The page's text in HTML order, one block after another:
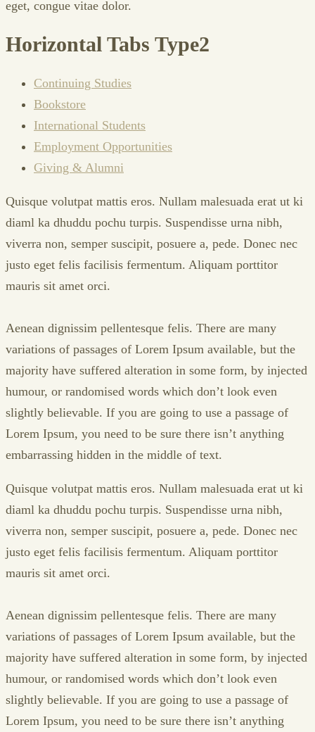
eget, congue vitae dolor.
Horizontal Tabs Type2
Continuing Studies
Bookstore
International Students
Employment Opportunities
Giving & Alumni
Quisque volutpat mattis eros. Nullam malesuada erat ut ki
diaml ka dhuddu pochu turpis. Suspendisse urna nibh,
viverra non, semper suscipit, posuere a, pede. Donec nec
justo eget felis facilisis fermentum. Aliquam porttitor
mauris sit amet orci.
Aenean dignissim pellentesque felis. There are many
variations of passages of Lorem Ipsum available, but the
majority have suffered alteration in some form, by injected
humour, or randomised words which don’t look even
slightly believable. If you are going to use a passage of
Lorem Ipsum, you need to be sure there isn’t anything
embarrassing hidden in the middle of text.
Quisque volutpat mattis eros. Nullam malesuada erat ut ki
diaml ka dhuddu pochu turpis. Suspendisse urna nibh,
viverra non, semper suscipit, posuere a, pede. Donec nec
justo eget felis facilisis fermentum. Aliquam porttitor
mauris sit amet orci.
Aenean dignissim pellentesque felis. There are many
variations of passages of Lorem Ipsum available, but the
majority have suffered alteration in some form, by injected
humour, or randomised words which don’t look even
slightly believable. If you are going to use a passage of
Lorem Ipsum, you need to be sure there isn’t anything